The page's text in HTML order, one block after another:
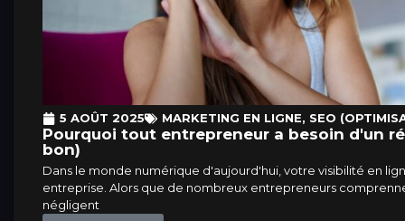
5 AOÛT 2025 MARKETING EN LIGNE, SEO
Pourquoi tout entrepreneur a besoin d'un
bon)
Dans le monde numérique d'aujourd'hui, votre visibilité en
entreprise. Alors que de nombreux entrepreneurs
négligent